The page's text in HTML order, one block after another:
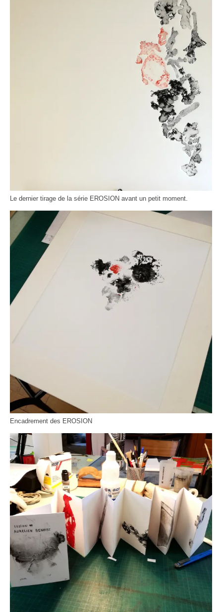
VALIDATION DE LA COMMANDE
Le dernier tirage de la série EROSION avant un petit moment.
Encadrement des EROSION